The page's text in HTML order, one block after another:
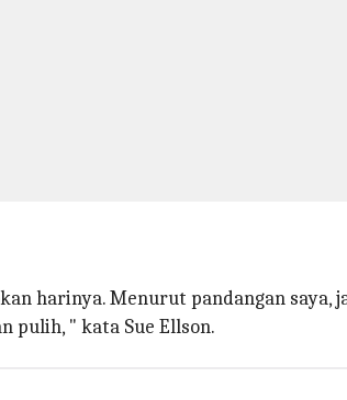
harinya. Menurut pandangan saya,
pulih, " kata Sue Ellson.